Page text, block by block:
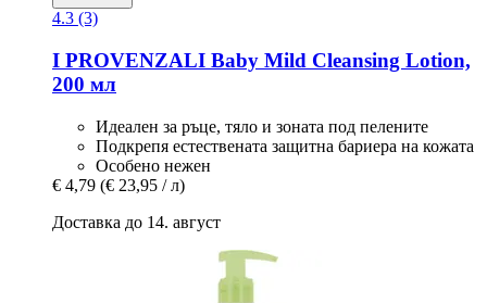
4.3 (3)
I PROVENZALI Baby Mild Cleansing Lotion,
200 мл
Идеален за ръце, тяло и зоната под пелените
Подкрепя естествената защитна бариера на кожата
Особено нежен
€ 4,79 (€ 23,95 / л)
Доставка до 14. август